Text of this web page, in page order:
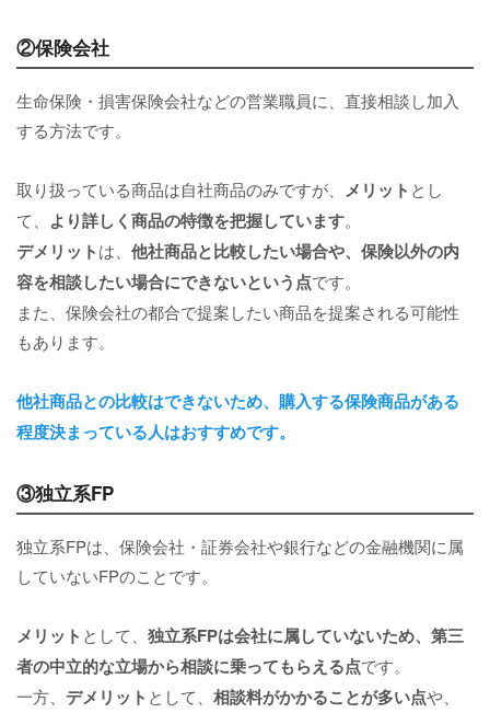
②保険会社
生命保険・損害保険会社などの営業職員に、直接相談し加入
する方法です。
取り扱っている商品は自社商品のみですが、 メリット とし
て、 より詳しく商品の特徴を把握しています。
デメリットは、 他社商品と比較したい場合や、保険以外の内
容を相談したい場合にできないという点です。
また、保険会社の都合で提案したい商品を提案される可能性
もあります。
他社商品との比較はできないため、購入する保険商品がある
程度決まっている人はおすすめです。
③独立系FP
独立系FPは、保険会社・証券会社や銀行などの金融機関に属
していないFPのことです。
メリット として、 独立系FPは会社に属していないため、第三
者の中立的な立場から相談に乗ってもらえる点です。
一方、 デメリット として、 相談料がかかることが多い点や、